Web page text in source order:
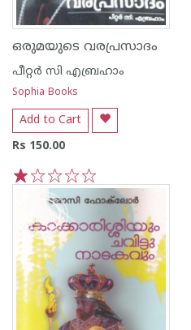
ഒരുമയുടെ വരപ്രസാദം
പീറ്റര്‍ സി എബ്രഹാം
Sophia Books
Add to Cart
Rs 150.00
5
4
3